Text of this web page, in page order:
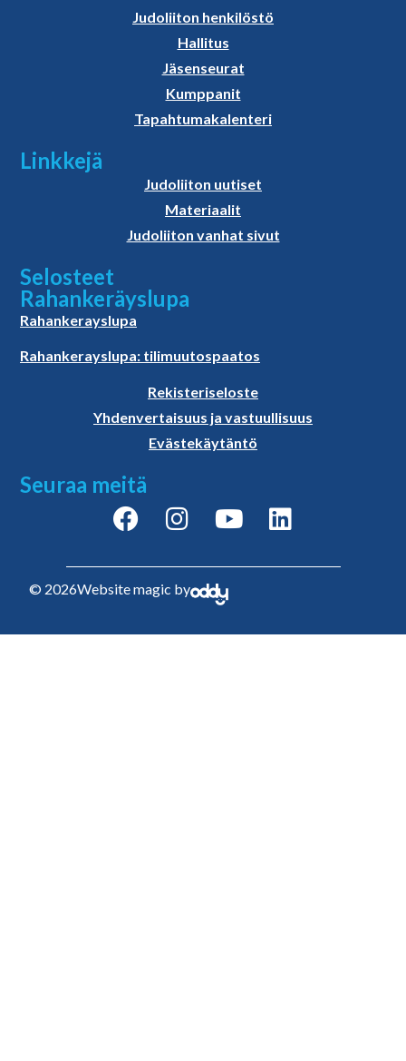
Judoliiton henkilöstö
Hallitus
Jäsenseurat
Kumppanit
Tapahtumakalenteri
Linkkejä
Judoliiton uutiset
Materiaalit
Judoliiton vanhat sivut
Selosteet
Rahankeräyslupa
Rahankerayslupa
Rahankerayslupa: tilimuutospaatos
Rekisteriseloste
Yhdenvertaisuus ja vastuullisuus
Evästekäytäntö
Seuraa meitä
© 2026Website magic by